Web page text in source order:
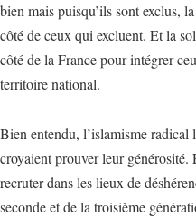
bien mais puisqu’ils sont exclus,
côté de ceux qui excluent. Et la
côté de la France pour intégrer
territoire national.
Bien entendu, l’islamisme radical
croyaient prouver leur
recruter dans les lieux de
seconde et de la troisième